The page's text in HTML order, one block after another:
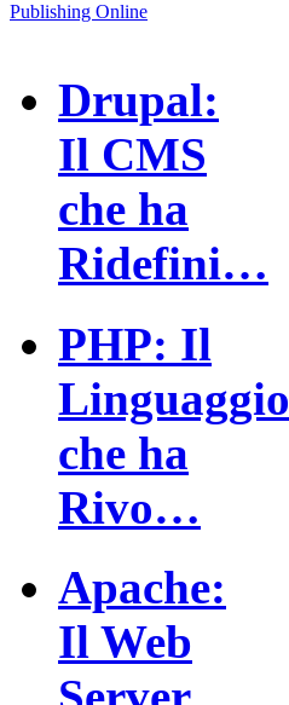
Drupal:
Il CMS
che ha
Ridefini…
PHP: Il
Linguaggio
che ha
Rivo…
Apache:
Il Web